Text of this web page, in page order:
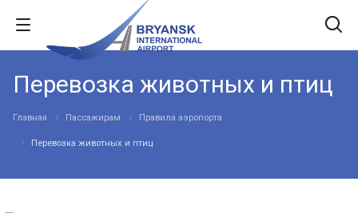
Перевозка животных и птиц
Главная Пассажирам Правила аэропорта
Перевозка животных и птиц